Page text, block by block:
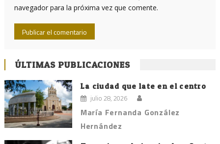
navegador para la próxima vez que comente.
ÚLTIMAS PUBLICACIONES
La ciudad que late en el centro
julio 28, 2026
María Fernanda González
Hernández